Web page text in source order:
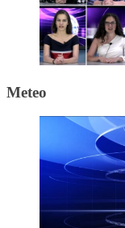
Meteo